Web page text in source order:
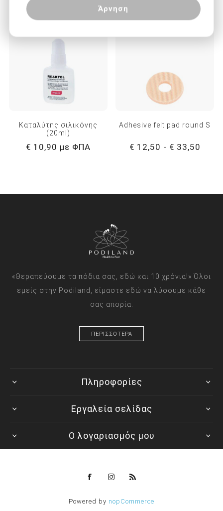
Καταλύτης σιλικόνης
(20ml)
€ 10,90 με ΦΠΑ
Adhesive felt pad round S
€ 12,50 - € 33,50
«Θεραπεύουμε τα πόδια σας, εδώ και 10 χρόνια!» Όλοι
εμείς στην Podiland, είμαστε εδώ να λύσουμε κάθε
σας απορία.
ΠΕΡΙΣΣΟΤΕΡΑ
Πληροφορίες
Εργαλεία σελίδας
Ο λογαριασμός μου
Powered by nopCommerce
Άρνηση